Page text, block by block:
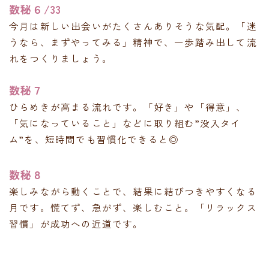
数秘６/33
今月は新しい出会いがたくさんありそうな気配。「迷
うなら、まずやってみる」精神で、一歩踏み出して流
れをつくりましょう。
数秘７
ひらめきが高まる流れです。「好き」や「得意」、
「気になっていること」などに取り組む”没入タイ
ム”を、短時間でも習慣化できると◎
数秘８
楽しみながら動くことで、結果に結びつきやすくなる
月です。慌てず、急がず、楽しむこと。「リラックス
習慣」が成功への近道です。